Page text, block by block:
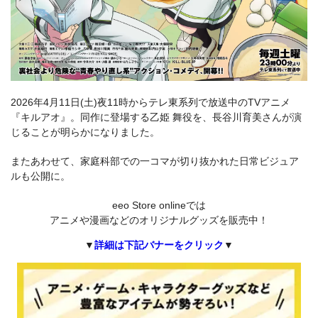
2026年4月11日(土)夜11時からテレ東系列で放送中のTVアニメ
『キルアオ』。同作に登場する乙姫 舞役を、長谷川育美さんが演
じることが明らかになりました。
またあわせて、家庭科部での一コマが切り抜かれた日常ビジュア
ルも公開に。
eeo Store onlineでは
アニメや漫画などのオリジナルグッズを販売中！
▼詳細は下記バナーをクリック ▼